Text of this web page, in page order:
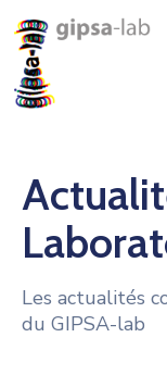
Le
Publications
Offres
Les actualités
du GIPSA-lab